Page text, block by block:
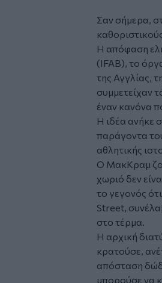
Σαν σήμερα,
Η απόφαση
(IFAB), το
της Αγγλίας,
συμμετείχαν
έναν κανόνα
Η ιδέα ανήκε
παράγοντα
αθλητικής
Ο ΜακΚραμ
χωριό δεν
το γεγονός
Street,
στο τέρμα.
Η αρχική
κρατούσε,
απόσταση
μπορούσε να